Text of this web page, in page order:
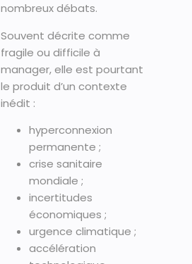
nombreux débats.
Souvent décrite comme
fragile ou difficile à
manager, elle est pourtant
le produit d’un contexte
inédit :
hyperconnexion
permanente ;
crise sanitaire
mondiale ;
incertitudes
économiques ;
urgence climatique ;
accélération